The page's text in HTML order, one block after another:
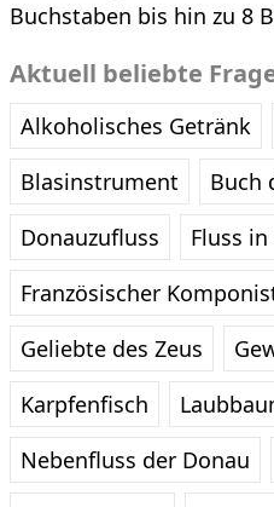
Buchstaben bis hin zu 8
Aktuell beliebte
Alkoholisches Getränk
Blasinstrument
Buch
Donauzufluss
Fluss
Französischer
Geliebte des Zeus
Karpfenfisch
Nebenfluss der Donau